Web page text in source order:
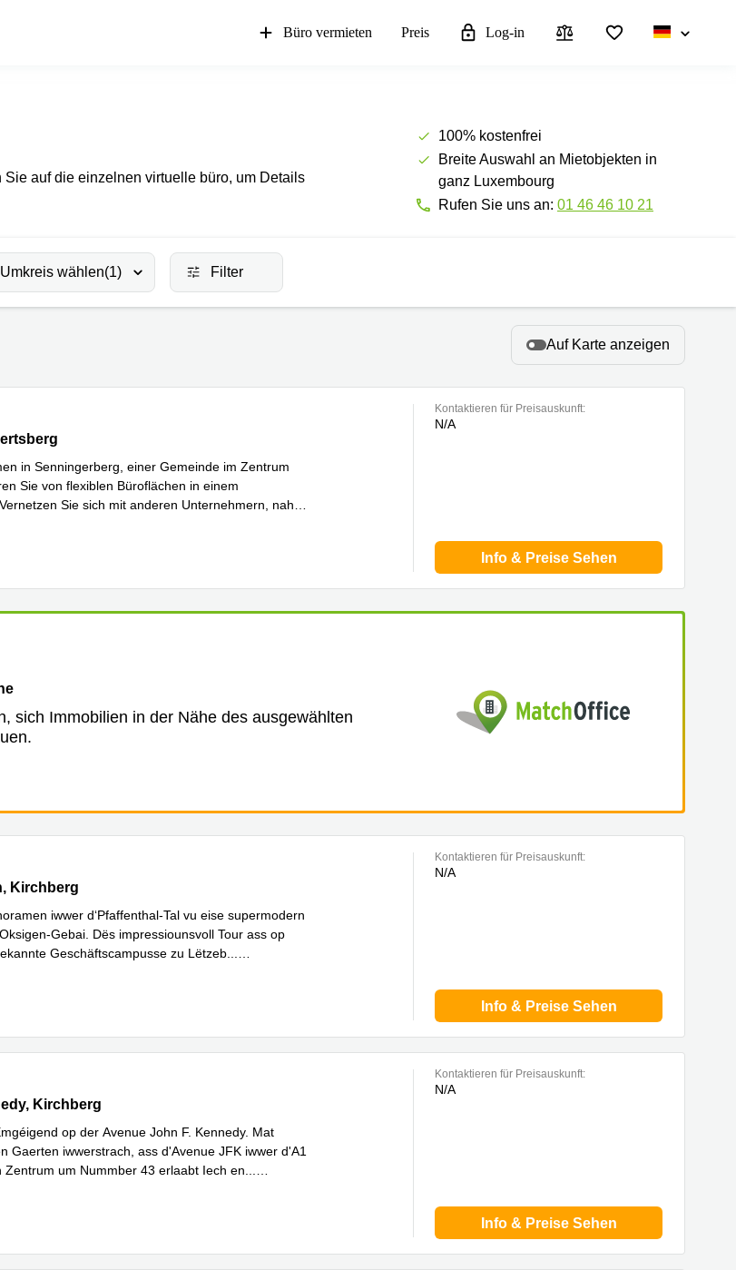
Büro vermieten Preis Log-in
auf die einzelnen virtuelle büro, um Details
100% kostenfrei
Breite Auswahl an Mietobjekten in
ganz Luxembourg
Rufen Sie uns an: 01 46 46 10 21
Umkreis wählen(1) Filter
Auf Karte anzeigen
D, Limpertsberg
in Senningerberg, einer Gemeinde im Zentrum
Sie von flexiblen Büroflächen in einem
Sie sich mit anderen Unternehmern, nah
Kontaktieren für Preisauskunft:
N/A
Info & Preise Sehen
sich Immobilien in der Nähe des ausgewählten
sup> étage de l‘immeuble Oksigen, Kirchberg
Kirchberg
iwwer d‘Pfaffenthal-Tal vu eise supermodern
Gebai. Dës impressiounsvoll Tour ass op
Geschäftscampusse zu Lëtzeb
Kontaktieren für Preisauskunft:
N/A
Info & Preise Sehen
Kirchberg
Kirchberg
op der Avenue John F. Kennedy. Mat
Gaerten iwwerstrach, ass d'Avenue JFK iwwer d'A1
Zentrum um Nummber 43 erlaabt Iech en
Kontaktieren für Preisauskunft:
N/A
Info & Preise Sehen